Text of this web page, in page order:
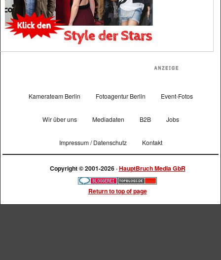
Kamerateam Berlin Fotoagentur Berlin Event-Fotos
Wir über uns Mediadaten B2B Jobs
Impressum / Datenschutz Kontakt
Copyright © 2001-2026 ·HauptBruch Media GbR
Return to top of page